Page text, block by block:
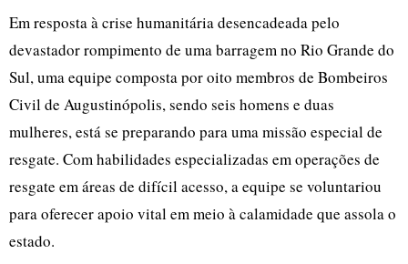
Em resposta à crise humanitária desencadeada pelo
devastador rompimento de uma barragem no Rio Grande do
Sul, uma equipe composta por oito membros de Bombeiros
Civil de Augustinópolis, sendo seis homens e duas
mulheres, está se preparando para uma missão especial de
resgate. Com habilidades especializadas em operações de
resgate em áreas de difícil acesso, a equipe se voluntariou
para oferecer apoio vital em meio à calamidade que assola o
estado.